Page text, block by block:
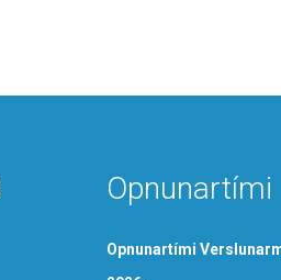
Opnunartími
Opnunartími